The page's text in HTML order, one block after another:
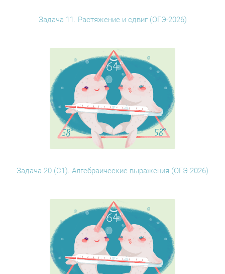
Задача 11. Растяжение и сдвиг (ОГЭ-2026)
Задача 20 (С1). Алгебраические выражения (ОГЭ-2026)